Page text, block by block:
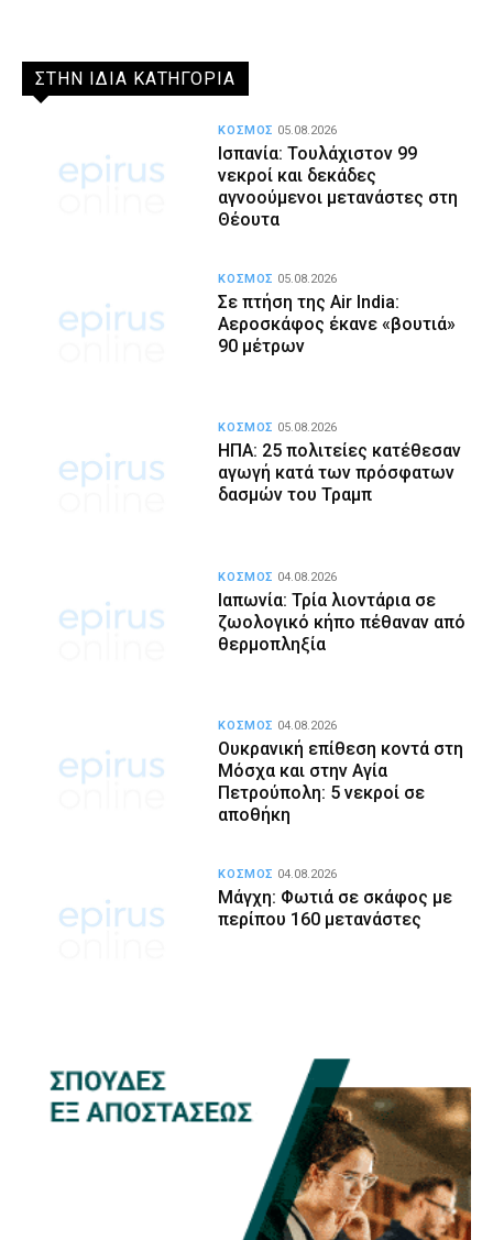
ΣΤΗΝ ΙΔΙΑ ΚΑΤΗΓΟΡΙΑ
Ισπανία: Τουλάχιστον 99
νεκροί και δεκάδες
αγνοούμενοι μετανάστες στη
Θέουτα
ΚΟΣΜΟΣ 05.08.2026
Σε πτήση της Air India:
Αεροσκάφος έκανε «βουτιά»
90 μέτρων
ΚΟΣΜΟΣ 05.08.2026
ΗΠΑ: 25 πολιτείες κατέθεσαν
αγωγή κατά των πρόσφατων
δασμών του Τραμπ
ΚΟΣΜΟΣ 05.08.2026
Ιαπωνία: Τρία λιοντάρια σε
ζωολογικό κήπο πέθαναν από
θερμοπληξία
ΚΟΣΜΟΣ 04.08.2026
Ουκρανική επίθεση κοντά στη
Μόσχα και στην Αγία
Πετρούπολη: 5 νεκροί σε
αποθήκη
ΚΟΣΜΟΣ 04.08.2026
Μάγχη: Φωτιά σε σκάφος με
περίπου 160 μετανάστες
ΚΟΣΜΟΣ 04.08.2026